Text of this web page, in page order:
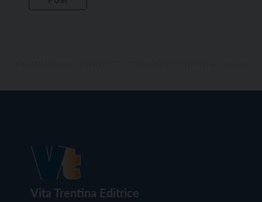
Vita Trentina Editrice